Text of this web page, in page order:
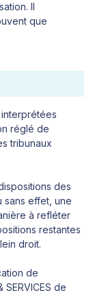
Il
que
réglé de
tribunaux
des
sans effet, une
à refléter
restantes
droit.
de
de